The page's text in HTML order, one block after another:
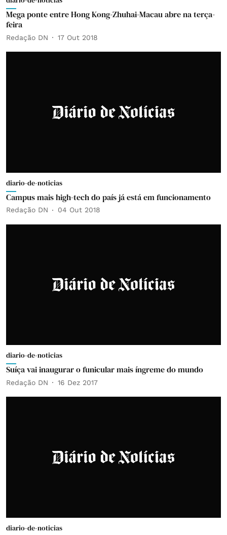
Mega ponte entre Hong Kong-Zhuhai-Macau abre na terça-
feira
Redação DN 17 Out 2018
diario-de-noticias
Campus mais high-tech do país já está em funcionamento
Redação DN 04 Out 2018
diario-de-noticias
Suíça vai inaugurar o funicular mais íngreme do mundo
Redação DN 16 Dez 2017
diario-de-noticias